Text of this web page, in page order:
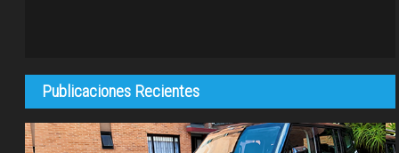
Publicaciones Recientes